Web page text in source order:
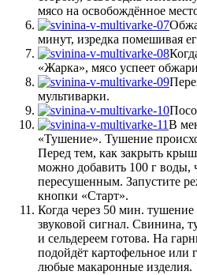
мясо на освобождённое
минут, изредка помешивая
«Жарка», мясо успеет
мультиварки.
В
«Тушение». Тушение
Перед тем, как закрыть
можно добавить 100 г воды,
пересушенным. Запустите
кнопки «Старт».
Когда через 50 мин. тушение
звуковой сигнал. Свинина,
и сельдереем готова. На
подойдёт картофельное или
любые макаронные изделия.